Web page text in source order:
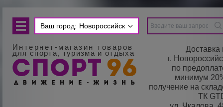
Ваш город: Новороссийск
Интернет-магазин товаров
для спорта, туризма и отдыха
Доставка
г.
по
минимум
получение на
ТК